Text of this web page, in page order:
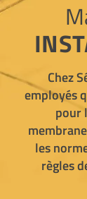
Chez
employés
pour
les
règles